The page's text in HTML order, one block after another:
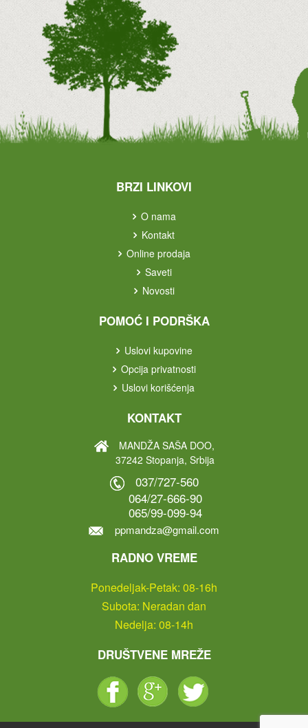
BRZI LINKOVI
O nama
Kontakt
Online prodaja
Saveti
Novosti
POMOĆ I PODRŠKA
Uslovi kupovine
Opcija privatnosti
Uslovi korišćenja
KONTAKT
MANDŽA SAŠA DOO,
37242 Stopanja, Srbija
037/727-560
064/27-666-90
065/99-099-94
ppmandza@gmail.com
RADNO VREME
Ponedeljak-Petak: 08-16h
Subota: Neradan dan
Nedelja: 08-14h
DRUŠTVENE MREŽE